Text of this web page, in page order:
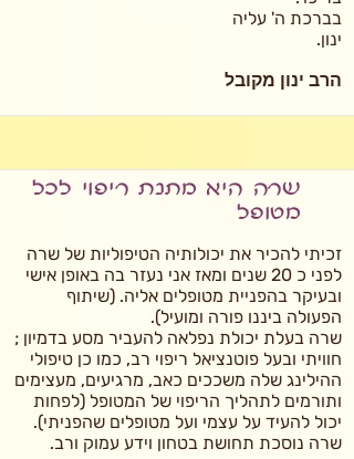
בברכת ה' עליה
ינון.
הרב ינון מקובל
שרה היא מתנת ריפוי לכל
מטופל
זכיתי להכיר את יכולותיה הטיפוליות של שרה
לפני כ 20 שנים ומאז אני נעזר בה באופן אישי
ובעיקר בהפניית מטופלים אליה. (שיתוף
הפעולה ביננו פורה ומועיל).
שרה בעלת יכולת נפלאה להעביר מסע בדמיון ;
חוויתי ובעל פוטנציאל ריפוי רב, כמו כן טיפולי
ההילינג שלה משככים כאב, מרגיעים, מעצימים
ותורמים לתהליך הריפוי של המטופל (לפחות
יכול להעיד על עצמי ועל מטופלים שהפניתי).
שרה נוסכת תחושת בטחון וידע עמוק ורב.